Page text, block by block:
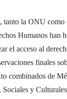
tanto la ONU como
Humanos han
el acceso al
finales
combinados de
Sociales y